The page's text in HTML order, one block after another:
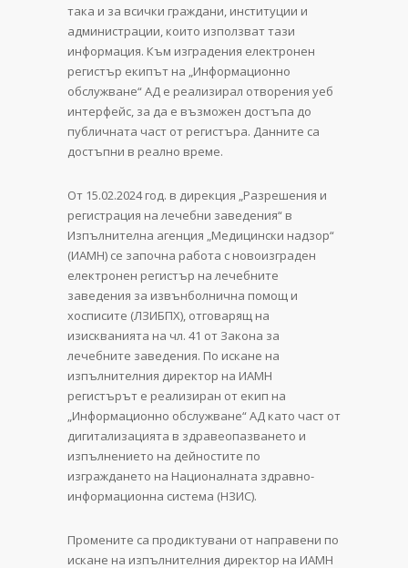
така и за всички граждани, институции и
администрации, които използват тази
информация. Към изградения електронен
регистър екипът на „Информационно
обслужване“ АД е реализирал отворения уеб
интерфейс, за да е възможен достъпа до
публичната част от регистъра. Данните са
достъпни в реално време.
От 15.02.2024 год. в дирекция „Разрешения и
регистрация на лечебни заведения“ в
Изпълнителна агенция „Медицински надзор“
(ИАМН) се започна работа с новоизграден
електронен регистър на лечебните
заведения за извънболнична помощ и
хосписите (ЛЗИБПХ), отговарящ на
изискванията на чл. 41 от Закона за
лечебните заведения. По искане на
изпълнителния директор на ИАМН
регистърът е реализиран от екип на
„Информационно обслужване“ АД като част от
дигитализацията в здравеопазването и
изпълнението на дейностите по
изграждането на Националната здравно-
информационна система (НЗИС).
Промените са продиктувани от направени по
искане на изпълнителния директор на ИАМН